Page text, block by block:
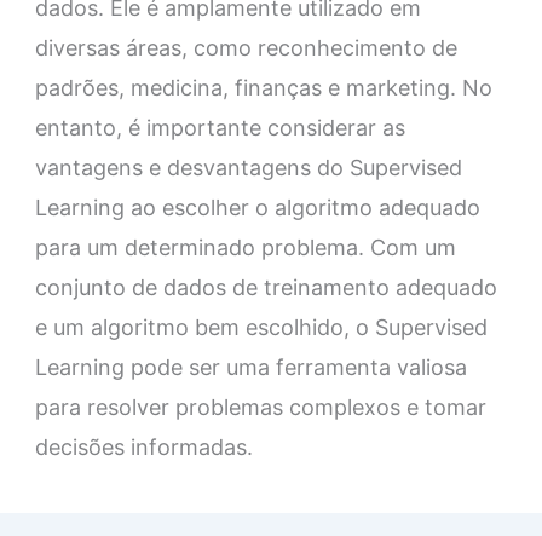
dados. Ele é amplamente utilizado em
diversas áreas, como reconhecimento de
padrões, medicina, finanças e marketing. No
entanto, é importante considerar as
vantagens e desvantagens do Supervised
Learning ao escolher o algoritmo adequado
para um determinado problema. Com um
conjunto de dados de treinamento adequado
e um algoritmo bem escolhido, o Supervised
Learning pode ser uma ferramenta valiosa
para resolver problemas complexos e tomar
decisões informadas.